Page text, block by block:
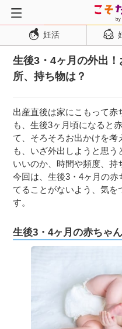
トップページ
妊活
妊娠・出産
妊娠初期
妊娠中期
妊娠後期
出産
１歳児
妊活
生後3・4ヶ月の外出
所、持ち物は？
出産直後は家にこもって赤
も、生後3ヶ月頃になると
て、そろそろお出かけを
も、いざ外出しようと思
いいのか、時間や頻度、持
今回は、生後3・4ヶ月の
てることがないよう、気を
す。
生後3・4ヶ月の赤ちゃ